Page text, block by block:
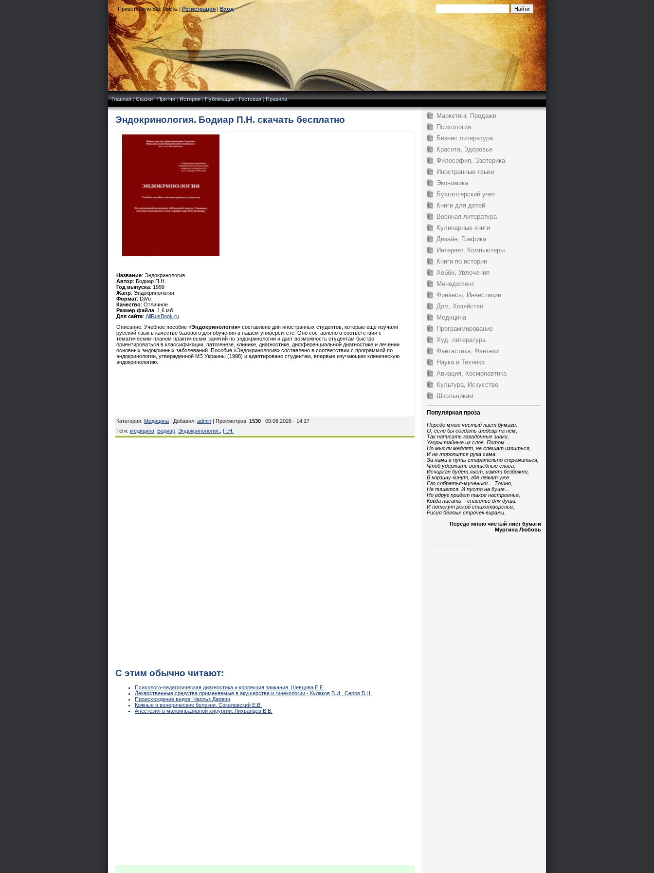
Приветствую Вас Гость|Регистрация|Вход
Главная|Сказки|Притчи|Истории|Публикации|Гостевая|Правила
Эндокринология. Бодиар П.Н. скачать бесплатно
Название: Эндокринология
Автор: Бодиар П.Н.
Год выпуска: 1999
Жанр: Эндокринология
Формат: DjVu
Качество: Отличное
Размер файла: 1,6 мб
Для сайта: AllRusBook.ru
Описание: Учебное пособие «Эндокринология» составлено для иностранных студентов, которые еще изучали
русский язык в качестве базового для обучения в нашем университете. Оно составлено в соответствии с
тематическим планом практических занятий по эндокринологии и дает возможность студентам быстро
ориентироваться в классификации, патогенезе, клинике, диагностике, дифференциальной диагностике и лечении
основных эндокринных заболеваний. Пособие «Эндокринология» составлено в соответствии с программой по
эндокринологии, утвержденной МЗ Украины (1998) и адаптировано студентам, впервые изучающим клиническую
эндокринологию.
Категория: Медицина | Добавил: admin | Просмотров: 1530 | 09.08.2026 - 14:17
Теги: медицина Бодиар Эндокринология. П.Н.
С этим обычно читают:
Психолого-педагогическая диагностика и коррекция заикания. Шевцова Е.Е.
Лекарственные средства,применяемые в акушерстве и гинекологии - Кулаков В.И., Серов В.Н.
Происхождение видов. Чарльз Дарвин
Кожные и венерические болезни. Соколовский Е.В.
Анестезия в малоинвазивной хирургии. Лихванцев В.В.
Маркетинг, Продажи
Психология
Бизнес литература
Красота, Здоровье
Философия, Эзотерика
Иностранные языки
Экономика
Бухгалтерский учет
Книги для детей
Военная литература
Кулинарные книги
Дизайн, Графика
Интернет, Компьютеры
Книги по истории
Хобби, Увлечения
Менеджмент
Финансы, Инвестиции
Дом, Хозяйство
Медицина
Программирование
Худ. литература
Фантастика, Фэнтези
Наука и Техника
Авиация, Космонавтика
Культура, Искусство
Школьникам
Популярная проза
Передо мною чистый лист бумаги.
О, если бы создать шедевр на нем,
Так написать загадочные знаки,
Узоры тайные из слов. Потом…
Но мысли медлят, не спешат излиться,
И не торопится рука сама
За ними в путь старательно стремиться,
Чтоб удержать волшебные слова.
Исчиркан будет лист, измят безбожно,
В корзину кинут, где лежат уже
Его собратья-мученики… Тошно,
Не пишется. И пусто на душе…
Но вдруг придет такое настроенье,
Когда писать – спасенье для души.
И потекут рекой стихотворенья,
Рисуя беглых строчек виражи.
Передо мною чистый лист бумаги
Мургина Любовь